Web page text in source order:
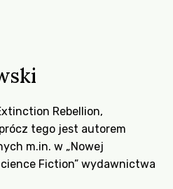
Rebellion,
tego jest autorem
m.in. w „Nowej
Fiction” wydawnictwa